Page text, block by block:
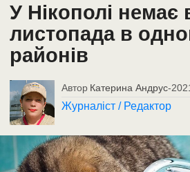
У Нікополі немає
листопада в
районів
Автор Катерина Андрус-
Журналіст / Редактор